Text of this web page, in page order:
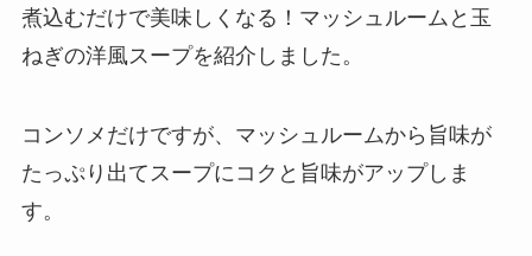
煮込むだけで美味しくなる！マッシュルームと玉
ねぎの洋風スープを紹介しました。
コンソメだけですが、マッシュルームから旨味が
たっぷり出てスープにコクと旨味がアップしま
す。